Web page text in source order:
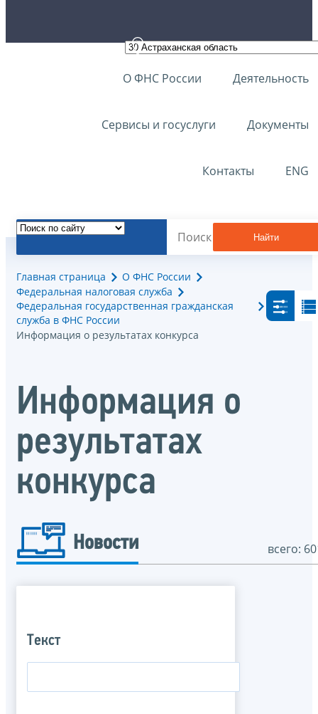
О ФНС России Деятельность
Сервисы и госуслуги Документы
Контакты ENG
Найти
Главная страница
О ФНС России
Федеральная налоговая служба
Федеральная государственная гражданская
служба в ФНС России
Информация о результатах конкурса
Информация о
результатах
конкурса
Новости всего:
Текст